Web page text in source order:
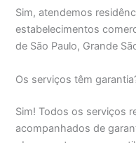
Sim, atendemos
estabelecimentos
de São Paulo, Grande
Os serviços têm
Sim! Todos os serviços
acompanhados de